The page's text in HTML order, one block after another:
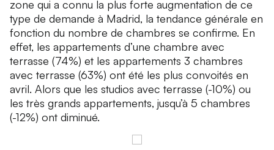
zone qui a connu la plus forte augmentation de ce
type de demande à Madrid, la tendance générale en
fonction du nombre de chambres se confirme. En
effet, les appartements d’une chambre avec
terrasse (74%) et les appartements 3 chambres
avec terrasse (63%) ont été les plus convoités en
avril. Alors que les studios avec terrasse (-10%) ou
les très grands appartements, jusqu’à 5 chambres
(-12%) ont diminué.